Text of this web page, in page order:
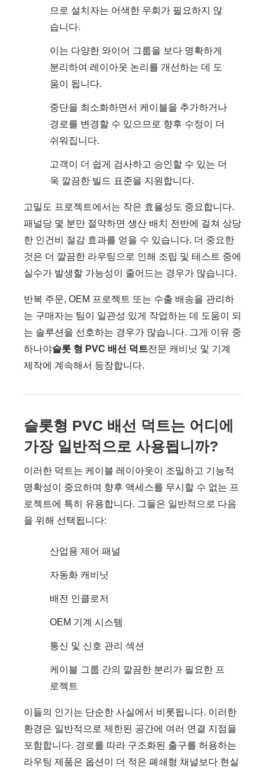
므로 설치자는 어색한 우회가 필요하지 않
습니다.
이는 다양한 와이어 그룹을 보다 명확하게
분리하여 레이아웃 논리를 개선하는 데 도
움이 됩니다.
중단을 최소화하면서 케이블을 추가하거나
경로를 변경할 수 있으므로 향후 수정이 더
쉬워집니다.
고객이 더 쉽게 검사하고 승인할 수 있는 더
욱 깔끔한 빌드 표준을 지원합니다.
고밀도 프로젝트에서는 작은 효율성도 중요합니다.
패널당 몇 분만 절약하면 생산 배치 전반에 걸쳐 상당
한 인건비 절감 효과를 얻을 수 있습니다. 더 중요한
것은 더 깔끔한 라우팅으로 인해 조립 및 테스트 중에
실수가 발생할 가능성이 줄어드는 경우가 많습니다.
반복 주문, OEM 프로젝트 또는 수출 배송을 관리하
는 구매자는 팀이 일관성 있게 작업하는 데 도움이 되
는 솔루션을 선호하는 경우가 많습니다. 그게 이유 중
하나야슬롯 형 PVC 배선 덕트전문 캐비닛 및 기계
제작에 계속해서 등장합니다.
슬롯형 PVC 배선 덕트는 어디에
가장 일반적으로 사용됩니까?
이러한 덕트는 케이블 레이아웃이 조밀하고 기능적
명확성이 중요하며 향후 액세스를 무시할 수 없는 프
로젝트에 특히 유용합니다. 그들은 일반적으로 다음
을 위해 선택됩니다:
산업용 제어 패널
자동화 캐비닛
배전 인클로저
OEM 기계 시스템
통신 및 신호 관리 섹션
케이블 그룹 간의 깔끔한 분리가 필요한 프
로젝트
이들의 인기는 단순한 사실에서 비롯됩니다. 이러한
환경은 일반적으로 제한된 공간에 여러 연결 지점을
포함합니다. 경로를 따라 구조화된 출구를 허용하는
라우팅 제품은 옵션이 더 적은 폐쇄형 채널보다 현실